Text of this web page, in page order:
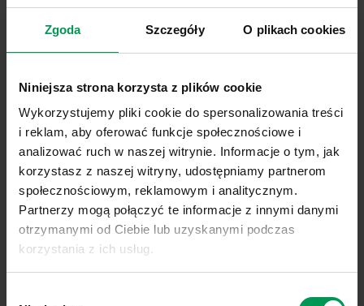
Zgoda Szczegóły O plikach cookies
Niniejsza strona korzysta z plików cookie
Wykorzystujemy pliki cookie do spersonalizowania treści
i reklam, aby oferować funkcje społecznościowe i
analizować ruch w naszej witrynie. Informacje o tym, jak
korzystasz z naszej witryny, udostępniamy partnerom
społecznościowym, reklamowym i analitycznym.
Partnerzy mogą połączyć te informacje z innymi danymi
otrzymanymi od Ciebie lub uzyskanymi podczas
korzystania z ich usług.